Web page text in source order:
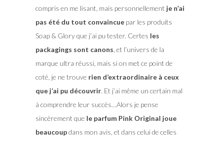
compris en me lisant, mais personnellement je n’ai
pas été du tout convaincuepar les produits
Soap & Glory que j’ai pu tester. Certes les
packagings sont canons , et l’univers de la
marque ultra réussi, mais si on met ce point de
coté, je ne trouve rien d’extraordinaire à ceux
que j’ai pu découvrir. Et j’ai même un certain mal
à comprendre leur succès…Alors je pense
sincèrement que le parfum Pink Original joue
beaucoupdans mon avis, et dans celui de celles